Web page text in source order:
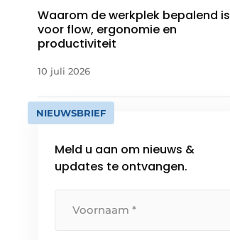
Waarom de werkplek bepalend is
voor flow, ergonomie en
productiviteit
10 juli 2026
NIEUWSBRIEF
Meld u aan om nieuws &
updates te ontvangen.